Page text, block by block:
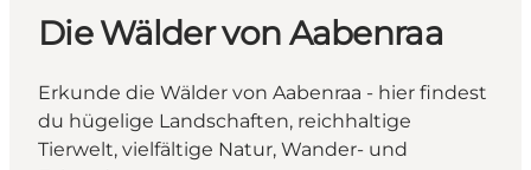
Die Wälder von Aabenraa
Erkunde die Wälder von Aabenraa - hier findest
du hügelige Landschaften, reichhaltige
Tierwelt, vielfältige Natur, Wander- und